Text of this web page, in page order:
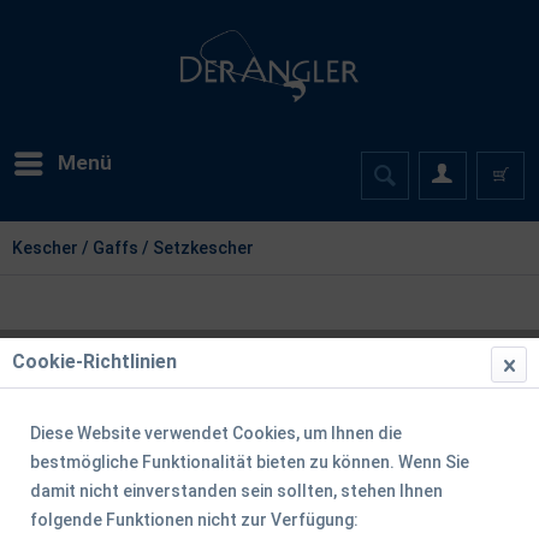
Menü
Kescher / Gaffs / Setzkescher
Cookie-Richtlinien
Diese Website verwendet Cookies, um Ihnen die
bestmögliche Funktionalität bieten zu können. Wenn Sie
damit nicht einverstanden sein sollten, stehen Ihnen
folgende Funktionen nicht zur Verfügung: